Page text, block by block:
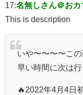
17:名無しさん＠お
This is description
いや〜〜〜〜こ
早い時間に次は
🔥2022年4月4日